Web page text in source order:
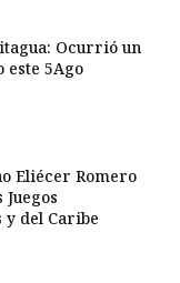
Ocurrió un
este 5Ago
Eliécer Romero
del Caribe